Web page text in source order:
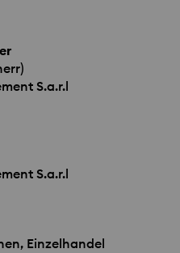
S.a.r.l
S.a.r.l
Einzelhandel